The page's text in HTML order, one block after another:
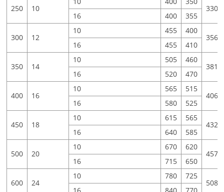
250 10 330
16 400 355
300 12
10 455 400
356
16 455 410
350 14
10 505 460
381
16 520 470
400 16
10 565 515
406
16 580 525
450 18
10 615 565
432
16 640 585
500 20
10 670 620
457
16 715 650
600 24
10 780 725
508